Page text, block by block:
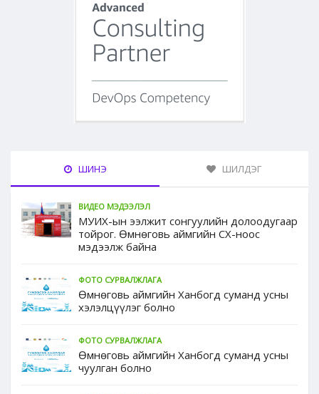
ШИНЭ ШИЛДЭГ
ВИДЕО МЭДЭЭЛЭЛ
МУИХ-ын ээлжит сонгуулийн долоодугаар
тойрог. Өмнөговь аймгийн СХ-ноос
мэдээлж байна
ФОТО СУРВАЛЖЛАГА
Өмнөговь аймгийн Ханбогд суманд усны
хэлэлцүүлэг болно
ФОТО СУРВАЛЖЛАГА
Өмнөговь аймгийн Ханбогд суманд усны
чуулган болно